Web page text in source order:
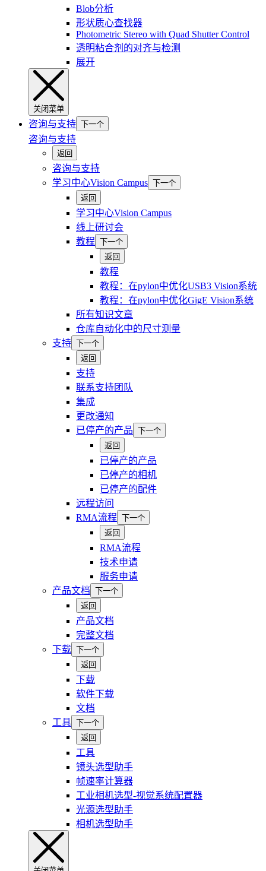
Blob分析
形状质心查找器
Photometric Stereo with Quad Shutter Control
透明粘合剂的对齐与检测
展开
关闭菜单
咨询与支持 下一个
咨询与支持
返回
咨询与支持
学习中心Vision Campus
下一个
返回
学习中心Vision Campus
线上研讨会
教程
下一个
返回
教程
教程：在pylon中优化USB3 Vision系统
教程：在pylon中优化GigE Vision系统
所有知识文章
仓库自动化中的尺寸测量
支持
下一个
返回
支持
联系支持团队
集成
更改通知
已停产的产品
下一个
返回
已停产的产品
已停产的相机
已停产的配件
远程访问
RMA流程
下一个
返回
RMA流程
技术申请
服务申请
产品文档
下一个
返回
产品文档
完整文档
下载
下一个
返回
下载
软件下载
文档
工具
下一个
返回
工具
镜头选型助手
帧速率计算器
工业相机选型-视觉系统配置器
光源选型助手
相机选型助手